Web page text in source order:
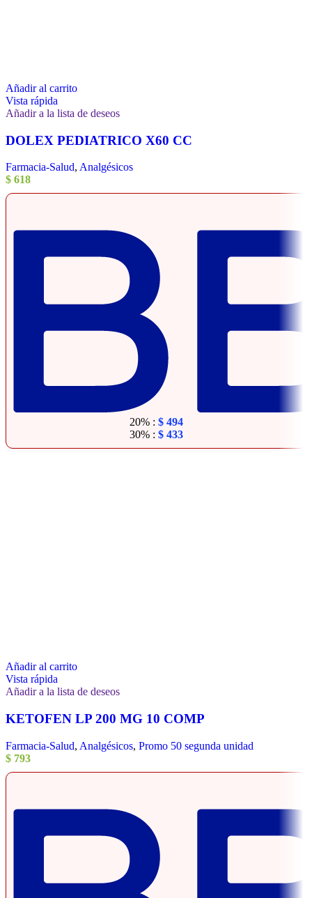
Añadir al carrito
Vista rápida
Añadir a la lista de deseos
DOLEX PEDIATRICO X60 CC
Farmacia-Salud, Analgésicos
$ 618
20% : $494
30% : $433
Añadir al carrito
Vista rápida
Añadir a la lista de deseos
KETOFEN LP 200 MG 10 COMP
Farmacia-Salud, Analgésicos, Promo 50 segunda unidad
$ 793